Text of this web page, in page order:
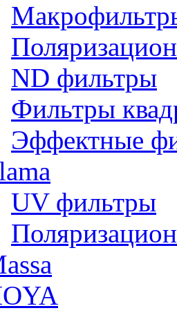
ND фильтры
Фильтры
Эффектные
UV фильтры